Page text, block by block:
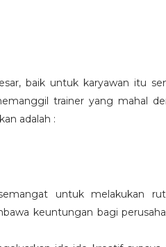
baik untuk karyawan itu
trainer yang mahal
adalah :
untuk melakukan
keuntungan bagi